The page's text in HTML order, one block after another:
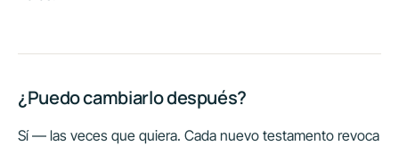
¿Puedo cambiarlo después?
Sí — las veces que quiera. Cada nuevo testamento revoca